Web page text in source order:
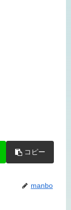
コピー
manbo